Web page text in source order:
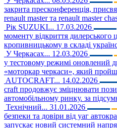
закрита пресконференція,
renault master та renault master
Рік SUZUKI... 17.03.2026
моменту відкриття дилерського
кропивницькому в складі
У Черкасах... 12.03.2026
у тестовому режимі оновлений
«моторкар черкаси», який
AUTOCRAFT... 14.02.2026
craft продовжує зміцнювати
автомобільному ринку. за
Технічний... 31.01.2026
безпеки та довіри від уаг
запускає новий системний